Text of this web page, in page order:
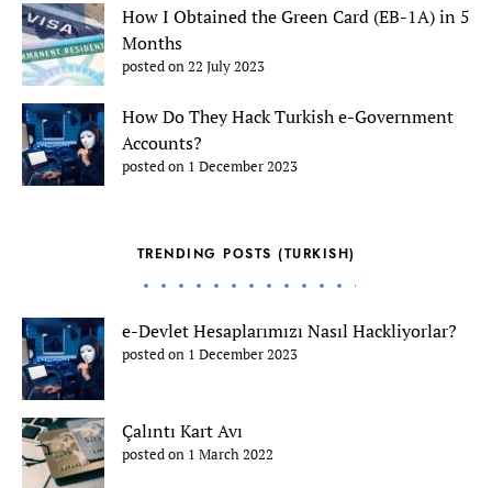
How I Obtained the Green Card (EB-1A) in 5
Months
posted on 22 July 2023
How Do They Hack Turkish e-Government
Accounts?
posted on 1 December 2023
TRENDING POSTS (TURKISH)
e-Devlet Hesaplarımızı Nasıl Hackliyorlar?
posted on 1 December 2023
Çalıntı Kart Avı
posted on 1 March 2022